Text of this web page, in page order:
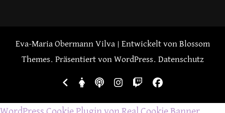
Eva-Maria ObermannVilva | Entwickelt von Blossom
Themes. Präsentiert von WordPress. Datenschutz